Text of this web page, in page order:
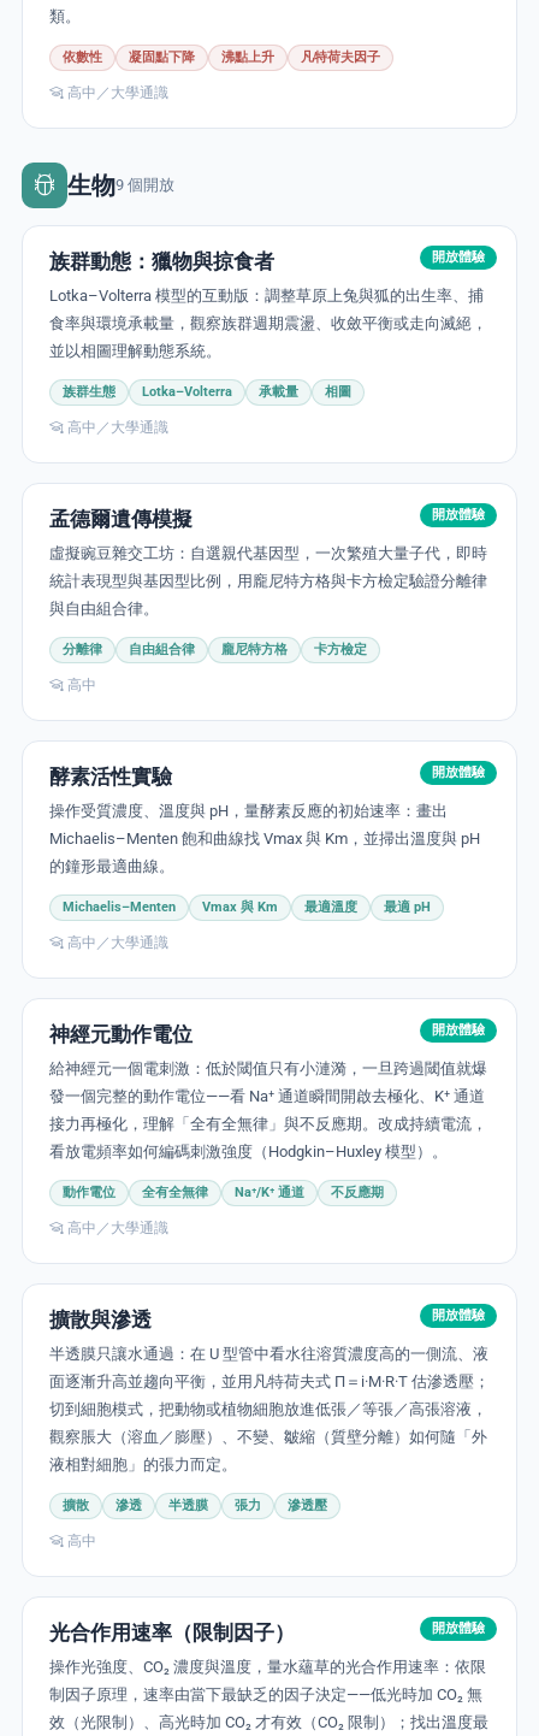
類。
依數性 凝固點下降 沸點上升 凡特荷夫因子
高中／大學通識
生物9 個開放
開放體驗
族群動態：獵物與掠食者
Lotka–Volterra 模型的互動版：調整草原上兔與狐的出生率、捕
食率與環境承載量，觀察族群週期震盪、收斂平衡或走向滅絕，
並以相圖理解動態系統。
族群生態 Lotka–Volterra 承載量 相圖
高中／大學通識
開放體驗
孟德爾遺傳模擬
虛擬豌豆雜交工坊：自選親代基因型，一次繁殖大量子代，即時
統計表現型與基因型比例，用龐尼特方格與卡方檢定驗證分離律
與自由組合律。
分離律 自由組合律 龐尼特方格 卡方檢定
高中
開放體驗
酵素活性實驗
操作受質濃度、溫度與 pH，量酵素反應的初始速率：畫出
Michaelis–Menten 飽和曲線找 Vmax 與 Km，並掃出溫度與 pH
的鐘形最適曲線。
Michaelis–Menten Vmax 與 Km 最適溫度 最適 pH
高中／大學通識
開放體驗
神經元動作電位
給神經元一個電刺激：低於閾值只有小漣漪，一旦跨過閾值就爆
發一個完整的動作電位——看 Na⁺ 通道瞬間開啟去極化、K⁺ 通道
接力再極化，理解「全有全無律」與不反應期。改成持續電流，
看放電頻率如何編碼刺激強度（Hodgkin–Huxley 模型）。
動作電位 全有全無律 Na⁺/K⁺ 通道 不反應期
高中／大學通識
開放體驗
擴散與滲透
半透膜只讓水通過：在 U 型管中看水往溶質濃度高的一側流、液
面逐漸升高並趨向平衡，並用凡特荷夫式 Π＝i·M·R·T 估滲透壓；
切到細胞模式，把動物或植物細胞放進低張／等張／高張溶液，
觀察脹大（溶血／膨壓）、不變、皺縮（質壁分離）如何隨「外
液相對細胞」的張力而定。
擴散 滲透 半透膜 張力 滲透壓
高中
開放體驗
光合作用速率（限制因子）
操作光強度、CO₂ 濃度與溫度，量水蘊草的光合作用速率：依限
制因子原理，速率由當下最缺乏的因子決定——低光時加 CO₂ 無
效（光限制）、高光時加 CO₂ 才有效（CO₂ 限制）；找出溫度最